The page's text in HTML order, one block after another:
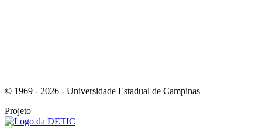
© 1969 - 2026 - Universidade Estadual de Campinas
Projeto